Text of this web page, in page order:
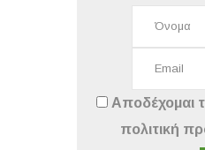
Αποδέχομαι
πολιτική